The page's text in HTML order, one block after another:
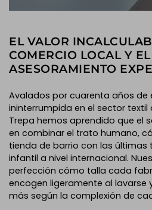
EL VALOR
COMERCIO LOCAL Y EL
ASESORAMIENTO
Avalados por cuarenta años de
ininterrumpida en el sector textil
Trepa hemos aprendido que el
en combinar el trato humano,
tienda de barrio con las
infantil a nivel internacional.
perfección cómo talla cada
encogen ligeramente al lavarse
más según la complexión de